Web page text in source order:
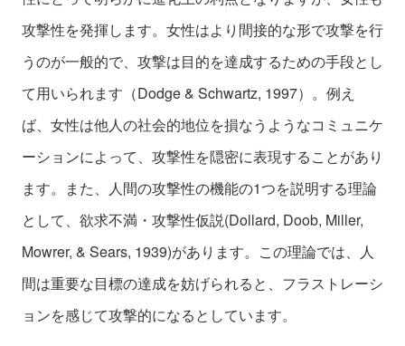
攻撃性を発揮します。女性はより間接的な形で攻撃を行
うのが一般的で、攻撃は目的を達成するための手段とし
て用いられます（Dodge & Schwartz, 1997）。例え
ば、女性は他人の社会的地位を損なうようなコミュニケ
ーションによって、攻撃性を隠密に表現することがあり
ます。また、人間の攻撃性の機能の1つを説明する理論
として、欲求不満・攻撃性仮説(Dollard, Doob, Miller,
Mowrer, & Sears, 1939)があります。この理論では、人
間は重要な目標の達成を妨げられると、フラストレーシ
ョンを感じて攻撃的になるとしています。